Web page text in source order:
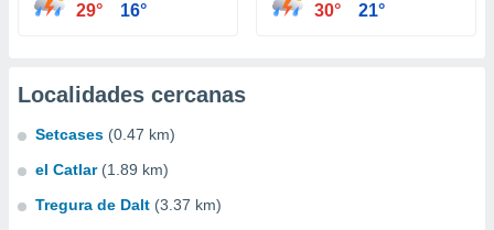
29° 16° 30° 21°
Localidades cercanas
Setcases (0.47 km)
el Catlar (1.89 km)
Tregura de Dalt (3.37 km)